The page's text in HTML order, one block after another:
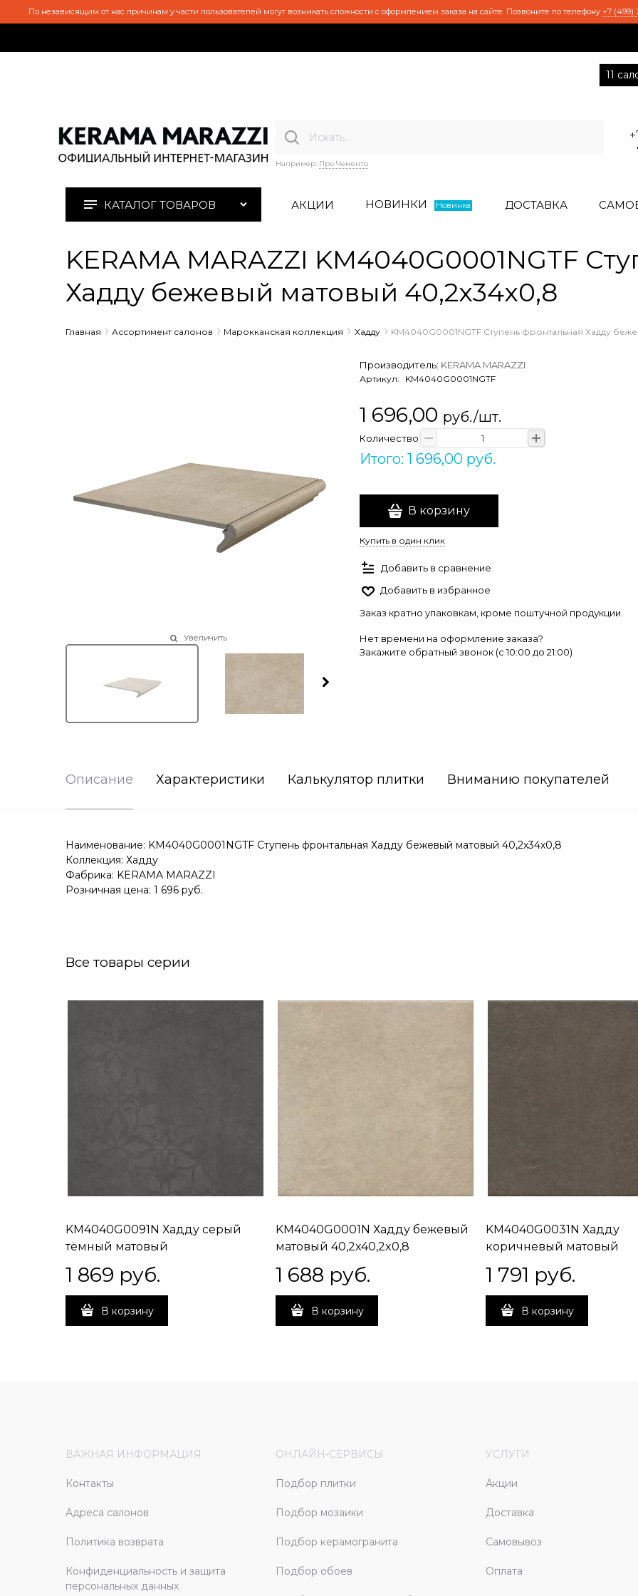
По независящим от нас причинам у части пользователей могут возникать сложности с оформлением заказа на сайте. Позвоните по телефону +7 (499)
11
Например: Про Чементо
КАТАЛОГ ТОВАРОВ АКЦИИ НОВИНКИ Новинка ДОСТАВКА
KERAMA MARAZZI KM4040G0001NGTF
Хадду бежевый матовый 40,2x34x0,8
Главная Ассортимент салонов Марокканская коллекция Хадду KM4040G0001NGTF Ступень фронтальная Хадду
Увеличить
Производитель: KERAMA MARAZZI
Артикул: KM4040G0001NGTF
1 696,00 руб./шт.
Количество
Итого: 1 696,00 руб.
В корзину
Купить в один клик
Добавить в сравнение
Добавить в избранное
Заказ кратно упаковкам, кроме поштучной продукции.
Нет времени на оформление заказа?
Закажите обратный звонок (c 10:00 до 21:00)
Описание Характеристики Калькулятор плитки Вниманию покупателей
Наименование: KM4040G0001NGTF Ступень фронтальная Хадду бежевый матовый 40,2x34x0,8
Коллекция: Хадду
Фабрика: KERAMA MARAZZI
Розничная цена: 1 696 руб.
Все товары серии
KM4040G0091N Хадду серый
тёмный матовый
декорированный 40,2x40,2x0,8
1 869 руб.
В корзину
KM4040G0001N Хадду бежевый
матовый 40,2x40,2x0,8
1 688 руб.
В корзину
KM4040G0031N Хадду
коричневый матовый
1 791 руб.
В корзину
ВАЖНАЯ ИНФОРМАЦИЯ
Контакты
Адреса салонов
Политика возврата
Конфиденциальность и защита
персональных данных
ОНЛАЙН-СЕРВИСЫ
Подбор плитки
Подбор мозаики
Подбор керамогранита
Подбор обоев
УСЛУГИ
Акции
Доставка
Самовывоз
Оплата